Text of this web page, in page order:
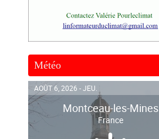
Météo
AOÛT 6, 2026 - JEU.
Montceau-les-Mines
France